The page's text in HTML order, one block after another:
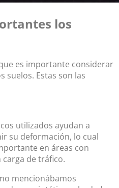
los
es importante considerar
suelos. Estas son las
utilizados ayudan a
su deformación, lo cual
en áreas con
de tráfico.
mencionábamos